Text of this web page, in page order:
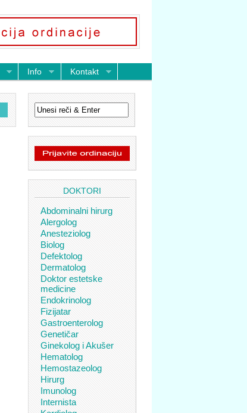
Info Kontakt
DOKTORI
Abdominalni hirurg
Alergolog
Anesteziolog
Biolog
Defektolog
Dermatolog
Doktor estetske
medicine
Endokrinolog
Fizijatar
Gastroenterolog
Genetičar
Ginekolog i Akušer
Hematolog
Hemostazeolog
Hirurg
Imunolog
Internista